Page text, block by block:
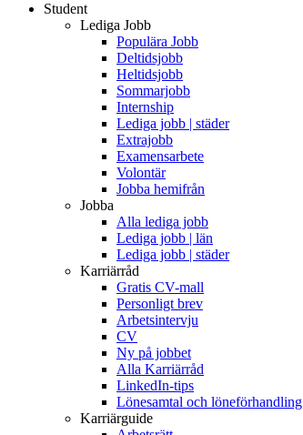
Student
Lediga Jobb
Populära Jobb
Deltidsjobb
Heltidsjobb
Sommarjobb
Internship
Lediga jobb | städer
Extrajobb
Examensarbete
Volontär
Jobba hemifrån
Jobba
Alla lediga jobb
Lediga jobb | län
Lediga jobb | städer
Karriärråd
Gratis CV-mall
Personligt brev
Arbetsintervju
CV
Ny på jobbet
Alla Karriärråd
LinkedIn-tips
Lönesamtal och löneförhandling
Karriärguide